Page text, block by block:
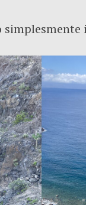
simplesmente